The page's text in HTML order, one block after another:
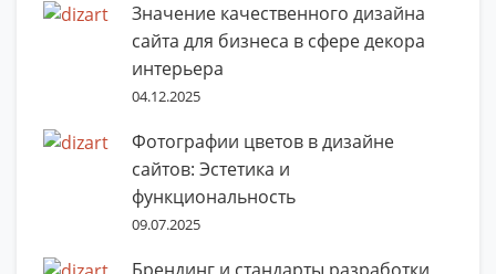
Значение качественного дизайна
сайта для бизнеса в сфере декора
интерьера
04.12.2025
Фотографии цветов в дизайне
сайтов: Эстетика и
функциональность
09.07.2025